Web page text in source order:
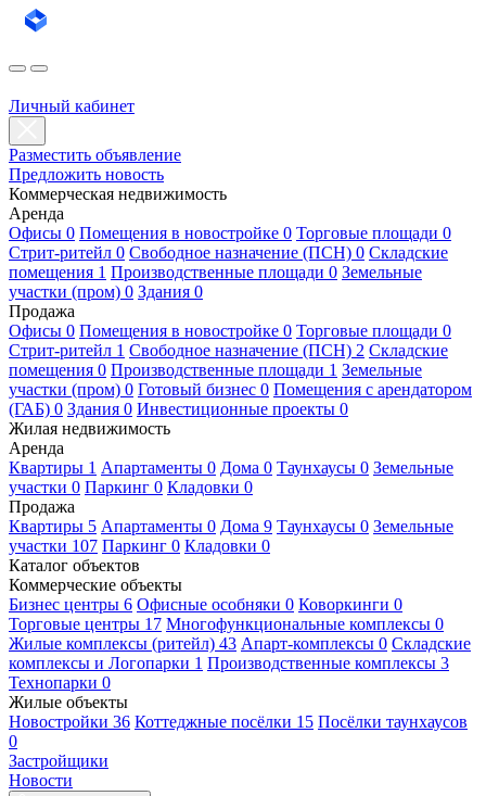
Личный кабинет
Разместить объявление
Предложить новость
Коммерческая недвижимость
Аренда
Офисы 0 Помещения в новостройке 0 Торговые площади 0
Стрит-ритейл 0 Свободное назначение (ПСН) 0 Складские
помещения 1 Производственные площади 0 Земельные
участки (пром) 0 Здания 0
Продажа
Офисы 0 Помещения в новостройке 0 Торговые площади 0
Стрит-ритейл 1 Свободное назначение (ПСН) 2 Складские
помещения 0 Производственные площади 1 Земельные
участки (пром) 0 Готовый бизнес 0 Помещения с арендатором
(ГАБ) 0 Здания 0 Инвестиционные проекты 0
Жилая недвижимость
Аренда
Квартиры 1 Апартаменты 0 Дома 0 Таунхаусы 0 Земельные
участки 0 Паркинг 0 Кладовки 0
Продажа
Квартиры 5 Апартаменты 0 Дома 9 Таунхаусы 0 Земельные
участки 107 Паркинг 0 Кладовки 0
Каталог объектов
Коммерческие объекты
Бизнес центры 6 Офисные особняки 0 Коворкинги 0
Торговые центры 17 Многофункциональные комплексы 0
Жилые комплексы (ритейл) 43 Апарт-комплексы 0 Складские
комплексы и Логопарки 1 Производственные комплексы 3
Технопарки 0
Жилые объекты
Новостройки 36 Коттеджные посёлки 15 Посёлки таунхаусов
0
Застройщики
Новости